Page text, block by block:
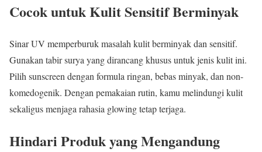
Cocok untuk Kulit Sensitif Berminyak
Sinar UV memperburuk masalah kulit berminyak dan sensitif.
Gunakan tabir surya yang dirancang khusus untuk jenis kulit ini.
Pilih sunscreen dengan formula ringan, bebas minyak, dan non-
komedogenik. Dengan pemakaian rutin, kamu melindungi kulit
sekaligus menjaga rahasia glowing tetap terjaga.
Hindari Produk yang Mengandung